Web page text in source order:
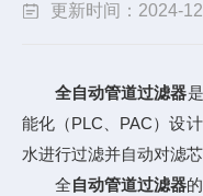
更新时间：2024-
全自动管道过滤器
能化（PLC、PAC）设
水进行过滤并自动对滤
全自动管道过滤器